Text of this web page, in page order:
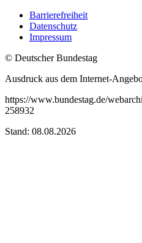
Barrierefreiheit
Datenschutz
Impressum
© Deutscher Bundestag
Ausdruck aus dem Internet-
https://www.bundestag.de/
258932
Stand: 08.08.2026